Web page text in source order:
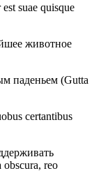
suae quisque
животное
паденьем (Gutta
certantibus
obscura, reo